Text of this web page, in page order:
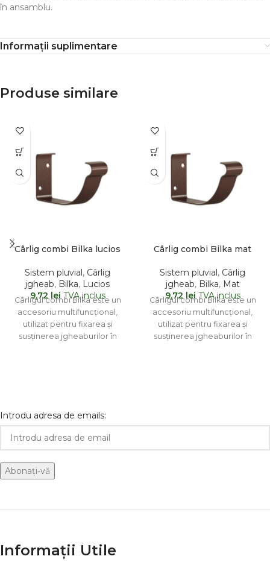
în ansamblu.
Informații suplimentare
Produse similare
Cârlig combi Bilka lucios
Sistem pluvial, Cârlig
jgheab, Bilka, Lucios
9,72 lei TVA inclus
Cârligul combi Bilka este un
accesoriu multifuncțional,
utilizat pentru fixarea și
susținerea jgheaburilor în
Cârlig combi Bilka mat
Sistem pluvial, Cârlig
jgheab, Bilka, Mat
9,72 lei TVA inclus
Cârligul combi Bilka este un
accesoriu multifuncțional,
utilizat pentru fixarea și
susținerea jgheaburilor în
Introdu adresa de emails:
Informații Utile